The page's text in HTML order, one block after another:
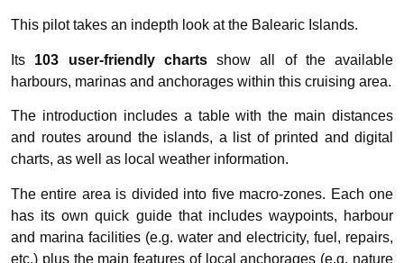
This pilot takes an indepth look at the Balearic Islands.
Its 103 user-friendly chartsshow all of the available
harbours, marinas and anchorages within this cruising area.
The introduction includes a table with the main distances
and routes around the islands, a list of printed and digital
charts, as well as local weather information.
The entire area is divided into five macro-zones. Each one
has its own quick guide that includes waypoints, harbour
and marina facilities (e.g. water and electricity, fuel, repairs,
etc.) plus the main features of local anchorages (e.g. nature